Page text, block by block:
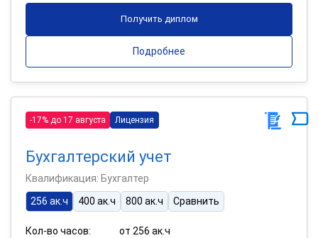
Получить диплом
Подробнее
-17% до 17 августа Лицензия
Бухгалтерский учет
Квалификация: Бухгалтер
256 ак.ч
400 ак.ч 800 ак.ч Сравнить
Кол-во часов:
от 256 ак.ч